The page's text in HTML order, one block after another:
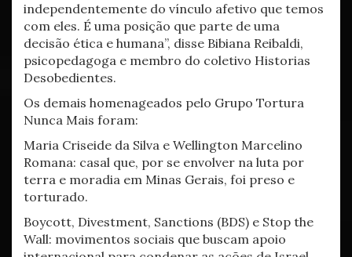
independentemente do vínculo afetivo que temos
com eles. É uma posição que parte de uma
decisão ética e humana”, disse Bibiana Reibaldi,
psicopedagoga e membro do coletivo Historias
Desobedientes.
Os demais homenageados pelo Grupo Tortura
Nunca Mais foram:
Maria Criseide da Silva e Wellington Marcelino
Romana: casal que, por se envolver na luta por
terra e moradia em Minas Gerais, foi preso e
torturado.
Boycott, Divestment, Sanctions (BDS) e Stop the
Wall: movimentos sociais que buscam apoio